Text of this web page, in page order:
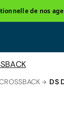
de nos
DS